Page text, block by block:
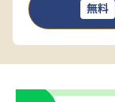
無料